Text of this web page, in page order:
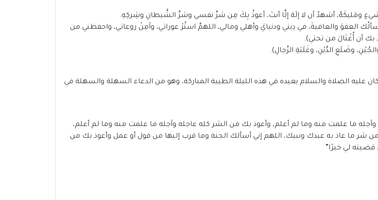
ومَليكَهُ، أشهدُ أن لا إلَهَ إلَّا أنتَ، أعوذُ بِكَ مِن شرِّ نفسي وشرِّ الشَّيطانِ وشِركِهِ.
العفوَ والعافيةَ، في دِيني ودنيايَ وأهلي ومالي، اللهمَّ استُرْ عوراتي، وآمِنْ روعاتي، واحفظني من
بك أن أُغْتَالَ من تحتي).
وضَلَعِ الدَّيْنِ، وغَلَبَةِ الرِّجالِ).
عليه الصلاة والسلام يعيده في هذه الليلة الطيبة المباركة، وهو من الدعاء السهلة والسهلة في
ما علمت منه وما لم أعلم، وأعوذ بك من الشر كله عاجله وآجله ما علمت منه وما لم أعلم،
شر ما عاذ به عبدك ونبيك، اللهم إني أسألك الجنة وما قرب إليها من قول أو عمل وأعوذ بك من
لي خيرًا”